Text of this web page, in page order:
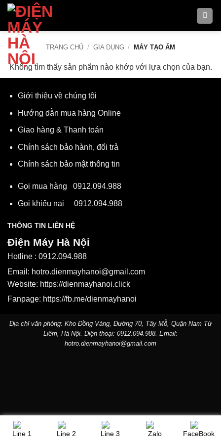
Bỏ
nội
dung
TRANG CHỦ / GIA DỤNG / MÁY TẠO ẨM
Không tìm thấy sản phẩm nào khớp với lựa chọn của bạn.
Giới thiệu về chúng tôi
Hướng dẫn mua hàng Online
Giao hàng & Thanh toán
Chính sách bảo hành, đổi trả
Chính sách bảo mật thông tin
Gọi mua hàng 0912.094.988
Gọi khiếu nại 0912.094.988
THÔNG TIN LIÊN HỆ
Điện Máy Hà Nội
Hotline : 0912.094.988
Email: hotro.dienmayhanoi@gmail.com
Website: https://dienmayhanoi.click
Fanpage: https://fb.me/dienmayhanoi
Địa chỉ văn phòng: Kho Đồng Vàng, Đường 70, Tây Mỗ, Quận Nam Từ
Liêm, Hà Nội. Điện thoại: 0912.094.988. Email:
hotro.dienmayhanoi@gmail.com
Line 1 Line 2 Line 3 Zalo FaceBook